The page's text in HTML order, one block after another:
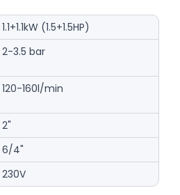
1.1+1.1kW (1.5+1.5HP)
2-3.5 bar
120-160l/min
2"
6/4"
230V